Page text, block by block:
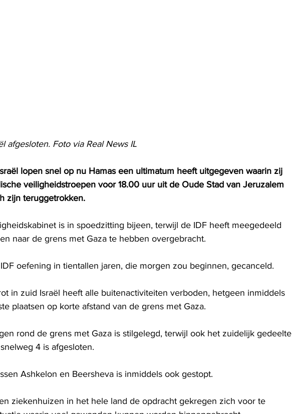
afgesloten. Foto via Real News IL
lopen snel op nu Hamas een ultimatum heeft uitgegeven waarin zij
veiligheidstroepen voor 18.00 uur uit de Oude Stad van Jeruzalem
zijn teruggetrokken.
is in spoedzitting bijeen, terwijl de IDF heeft meegedeeld
naar de grens met Gaza te hebben overgebracht.
oefening in tientallen jaren, die morgen zou beginnen, gecanceld.
in zuid Israël heeft alle buitenactiviteiten verboden, hetgeen inmiddels
plaatsen op korte afstand van de grens met Gaza.
rond de grens met Gaza is stilgelegd, terwijl ook het zuidelijk gedeelte
4 is afgesloten.
Ashkelon en Beersheva is inmiddels ook gestopt.
ziekenhuizen in het hele land de opdracht gekregen zich voor te